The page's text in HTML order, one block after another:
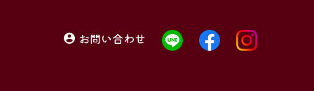
お問い合わせ